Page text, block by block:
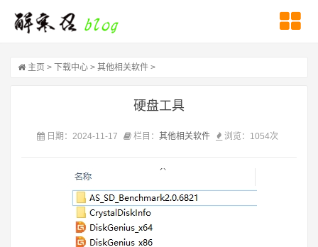
主页 > 下载中心 > 其他相关软件 >
硬盘工具
日期：2024-11-17 栏目： 其他相关软件 浏览：1054次